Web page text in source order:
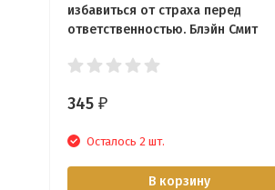
избавиться от страха перед
ответственностью. Блэйн Смит
345 ₽
Осталось 2 шт.
В корзину